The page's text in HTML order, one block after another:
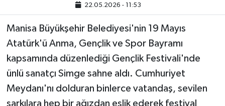
22.05.2026 - 11:53
Manisa Büyükşehir Belediyesi'nin 19 Mayıs
Atatürk'ü Anma, Gençlik ve Spor Bayramı
kapsamında düzenlediği Gençlik Festivali'nde
ünlü sanatçı Simge sahne aldı. Cumhuriyet
Meydanı'nı dolduran binlerce vatandaş, sevilen
şarkılara hep bir ağızdan eşlik ederek festival